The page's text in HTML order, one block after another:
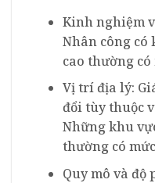
Kinh nghiệm
Nhân công
cao thường
Vị trí địa lý:
đổi tùy thuộc
Những khu
thường có
Quy mô và độ